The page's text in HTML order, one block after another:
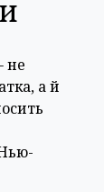
не
а й